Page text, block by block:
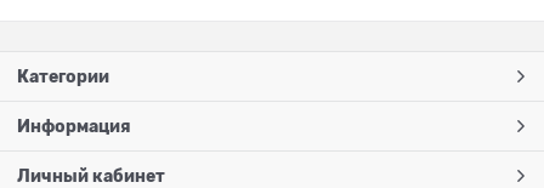
Категории
Информация
Личный кабинет